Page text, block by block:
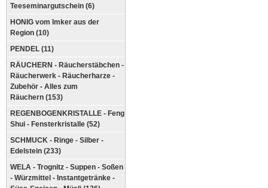
Teeseminargutschein (6)
HONIG vom Imker aus der
Region (10)
PENDEL (11)
RÄUCHERN - Räucherstäbchen -
Räucherwerk - Räucherharze -
Zubehör - Alles zum
Räuchern (153)
REGENBOGENKRISTALLE - Feng
Shui - Fensterkristalle (52)
SCHMUCK - Ringe - Silber -
Edelstein (233)
WELA - Trognitz - Suppen - Soßen
- Würzmittel - Instantgetränke -